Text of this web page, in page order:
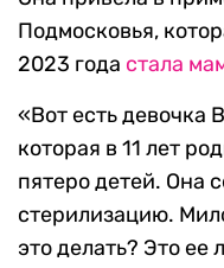
Подмосковья,
2023 года стала
«Вот есть девочка
которая в 11 лет
пятеро детей. Она
стерилизацию.
это делать? Это ее